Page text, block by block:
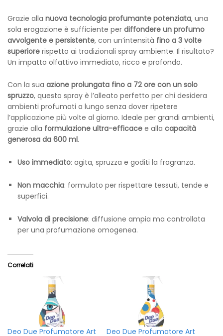
Grazie alla nuova tecnologia profumante potenziata, una
sola erogazione è sufficiente per diffondere un profumo
avvolgente e persistente, con un’intensità fino a 3 volte
superiore rispetto ai tradizionali spray ambiente. Il risultato?
Un impatto olfattivo immediato, ricco e profondo.
Con la sua azione prolungata fino a 72 ore con un solo
spruzzo, questo spray è l’alleato perfetto per chi desidera
ambienti profumati a lungo senza dover ripetere
l’applicazione più volte al giorno. Ideale per grandi ambienti,
grazie alla formulazione ultra-efficace e alla capacità
generosa da 600 ml.
Uso immediato: agita, spruzza e goditi la fragranza.
Non macchia: formulato per rispettare tessuti, tende e
superfici.
Valvola di precisione: diffusione ampia ma controllata
per una profumazione omogenea.
Correlati
Deo Due Profumatore Art Deo Due Profumatore Art